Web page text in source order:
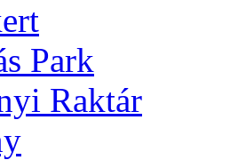
Park
Raktár